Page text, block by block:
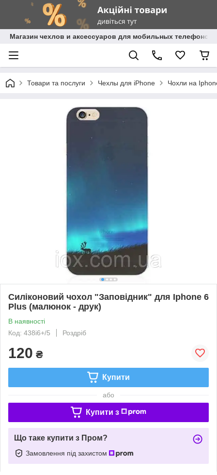
Магазин чехлов и аксессуаров для мобильных телефонов
Товари та послуги Чехлы для iPhone Чохли на
Силіконовий чохол "Заповідник" для Iphone 6
Plus (малюнок - друк)
В наявності
Код: 438i6+/5
Роздріб
120 ₴
Купити
або
Купити з
Що таке купити з Пром?
Замовлення під захистом